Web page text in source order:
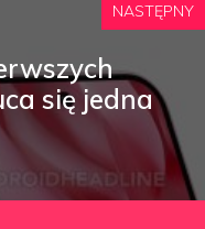
NASTĘPNY
się jedna